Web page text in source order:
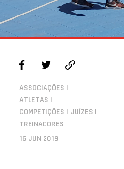
ASSOCIAÇÕES |
ATLETAS |
COMPETIÇÕES | JUÍZES |
TREINADORES
16 JUN 2019